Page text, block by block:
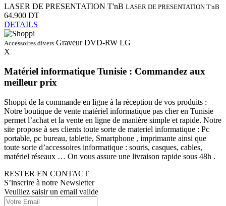
LASER DE PRESENTATION T'nB LASER DE PRESENTATION T'nB
64.900 DT
DETAILS
Accessoires divers Graveur DVD-RW LG
X
Matériel informatique Tunisie : Commandez aux
meilleur prix
Shoppi de la commande en ligne à la réception de vos produits :
Notre boutique de vente matériel informatique pas cher en Tunisie
permet l’achat et la vente en ligne de manière simple et rapide. Notre
site propose à ses clients toute sorte de materiel informatique : Pc
portable, pc bureau, tablette, Smartphone , imprimante ainsi que
toute sorte d’accessoires informatique : souris, casques, cables,
matériel réseaux … On vous assure une livraison rapide sous 48h .
RESTER EN CONTACT
S’inscrire à notre Newsletter
Veuillez saisir un email valide